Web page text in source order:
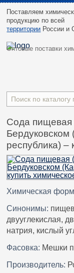
Поставляем
продукцию по всей
территории России и
Оптовые поставки
Сода пищевая
Бердуковском
республика) –
Химическая
Синонимы:
двууглекислая,
натрия, кислый
Фасовка: Мешки
Производитель: